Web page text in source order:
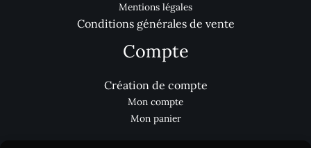
Mentions légales
Conditions générales de vente
Compte
Création de compte
Mon compte
Mon panier